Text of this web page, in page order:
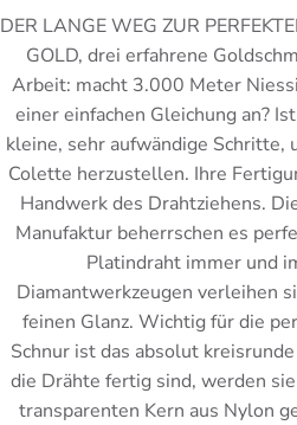
DER LANGE WEG ZUR
GOLD, drei erfahrene
Arbeit: macht 3.000 Meter
einer einfachen Gleichung an?
kleine, sehr aufwändige Schritte,
Colette herzustellen. Ihre
Handwerk des Drahtziehens.
Manufaktur beherrschen es
Platindraht immer und
Diamantwerkzeugen verleihen
feinen Glanz. Wichtig für die
Schnur ist das absolut
die Drähte fertig sind, werden
transparenten Kern aus Nylon